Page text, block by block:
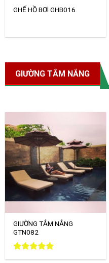
GHẾ HỒ BƠI GHB016
GIƯỜNG TẮM NẮNG
GIƯỜNG TẮM NẮNG
GTN082
Được xếp